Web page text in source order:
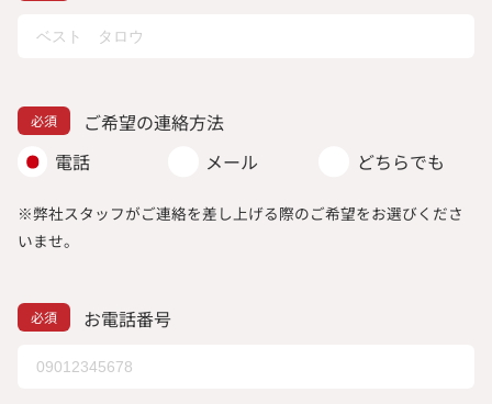
ご希望の連絡方法
電話
メール どちらでも
※弊社スタッフがご連絡を差し上げる際のご希望をお選びくださ
いませ。
お電話番号